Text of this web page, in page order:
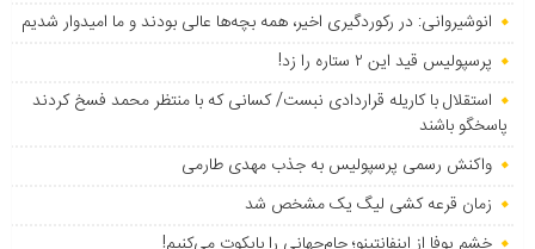
انوشیروانی: در رکوردگیری اخیر، همه بچه‌ها عالی بودند و ما امیدوار شدیم
پرسپولیس قید این ۲ ستاره را زد!
استقلال با کاریله قراردادی نبست/ کسانی که با منتظر محمد فسخ کردند
پاسخگو باشند
واکنش رسمی پرسپولیس به جذب مهدی طارمی
زمان قرعه کشی لیگ یک مشخص شد